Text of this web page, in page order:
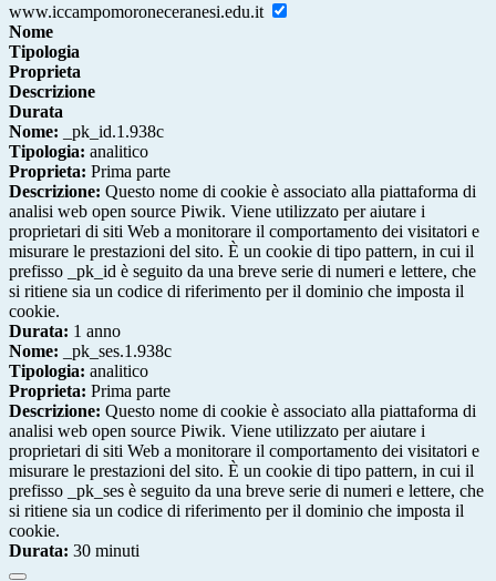
www.iccampomoroneceranesi.edu.it
Nome
Tipologia
Proprieta
Descrizione
Durata
Nome: _pk_id.1.938c
Tipologia: analitico
Proprieta: Prima parte
Descrizione: Questo nome di cookie è associato alla piattaforma di
analisi web open source Piwik. Viene utilizzato per aiutare i
proprietari di siti Web a monitorare il comportamento dei visitatori e
misurare le prestazioni del sito. È un cookie di tipo pattern, in cui il
prefisso _pk_id è seguito da una breve serie di numeri e lettere, che
si ritiene sia un codice di riferimento per il dominio che imposta il
cookie.
Durata: 1 anno
Nome: _pk_ses.1.938c
Tipologia: analitico
Proprieta: Prima parte
Descrizione: Questo nome di cookie è associato alla piattaforma di
analisi web open source Piwik. Viene utilizzato per aiutare i
proprietari di siti Web a monitorare il comportamento dei visitatori e
misurare le prestazioni del sito. È un cookie di tipo pattern, in cui il
prefisso _pk_ses è seguito da una breve serie di numeri e lettere, che
si ritiene sia un codice di riferimento per il dominio che imposta il
cookie.
Durata: 30 minuti